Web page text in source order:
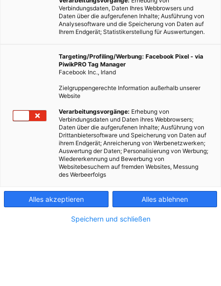
LEBEN
Egoismus – gut oder schlecht?
2. OKTOBER 2017 VONELISABETH DEMETER
Was ist Egoismus eigentlich? Wann kann er nützlich sein, und
wann ist er auf dauer hinderlich?
BEITRAG ANSEHEN
TEILEN
Verbindungsdaten, Daten Ihres Webbrowsers und
Daten über die aufgerufenen Inhalte; Ausführung von
Analysesoftware und die Speicherung von Daten auf
Ihrem Endgerät; Statistikerstellung für Auswertungen.
Targeting/Profiling/Werbung: Facebook Pixel - via
PiwikPRO Tag Manager
Facebook Inc., Irland
Zielgruppengerechte Information außerhalb unserer
Website
Verarbeitungsvorgänge: Erhebung von
Verbindungsdaten und Daten ihres Webbrowsers;
Daten über die aufgerufenen Inhalte; Ausführung von
Drittanbietersoftware und Speicherung von Daten auf
ihrem Endgerät; Anreicherung von Werbenetzwerken;
Auswertung der Daten; Personalisierung von Werbung;
Wiedererkennung und Bewerbung von
Websitebesuchern auf fremden Websites, Messung
des Werbeerfolgs
Alles akzeptieren Alles ablehnen
Speichern und schließen